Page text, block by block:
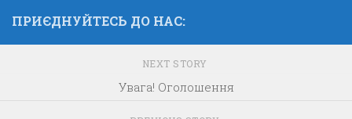
ПРИЄДНУЙТЕСЬ ДО НАС:
NEXT STORY
Увага! Оголошення